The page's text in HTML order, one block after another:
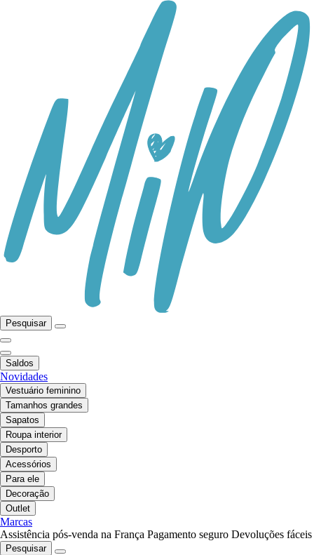
Pesquisar
Saldos
Novidades
Vestuário feminino
Tamanhos grandes
Sapatos
Roupa interior
Desporto
Acessórios
Para ele
Decoração
Outlet
Marcas
Assistência pós-venda na França Pagamento seguro Devoluções fáceis
Pesquisar